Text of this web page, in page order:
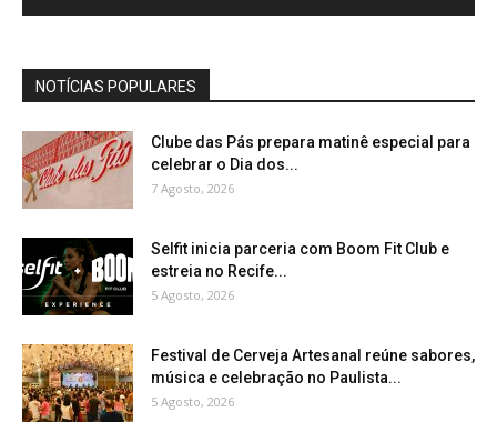
NOTÍCIAS POPULARES
Clube das Pás prepara matinê especial para
celebrar o Dia dos...
7 Agosto, 2026
Selfit inicia parceria com Boom Fit Club e
estreia no Recife...
5 Agosto, 2026
Festival de Cerveja Artesanal reúne sabores,
música e celebração no Paulista...
5 Agosto, 2026